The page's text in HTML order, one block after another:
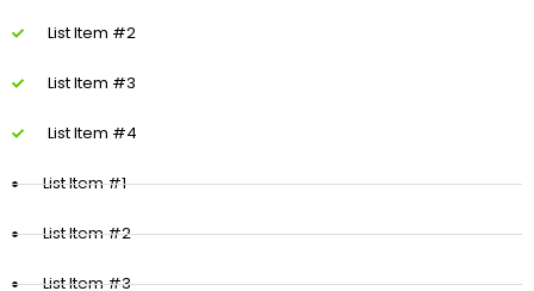
List Item #2
List Item #3
List Item #4
List Item #1
List Item #2
List Item #3